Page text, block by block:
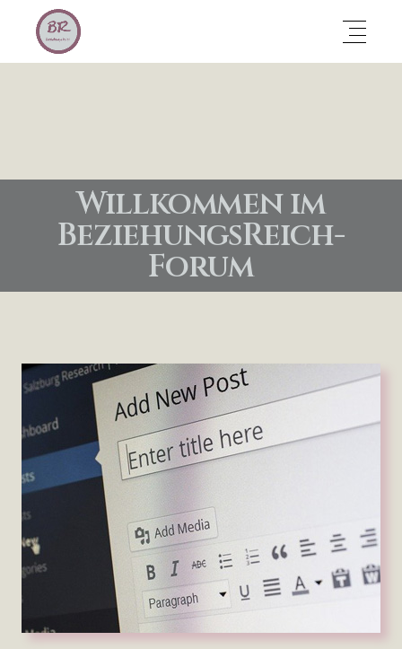
Willkommen im
BeziehungsReich-
Forum